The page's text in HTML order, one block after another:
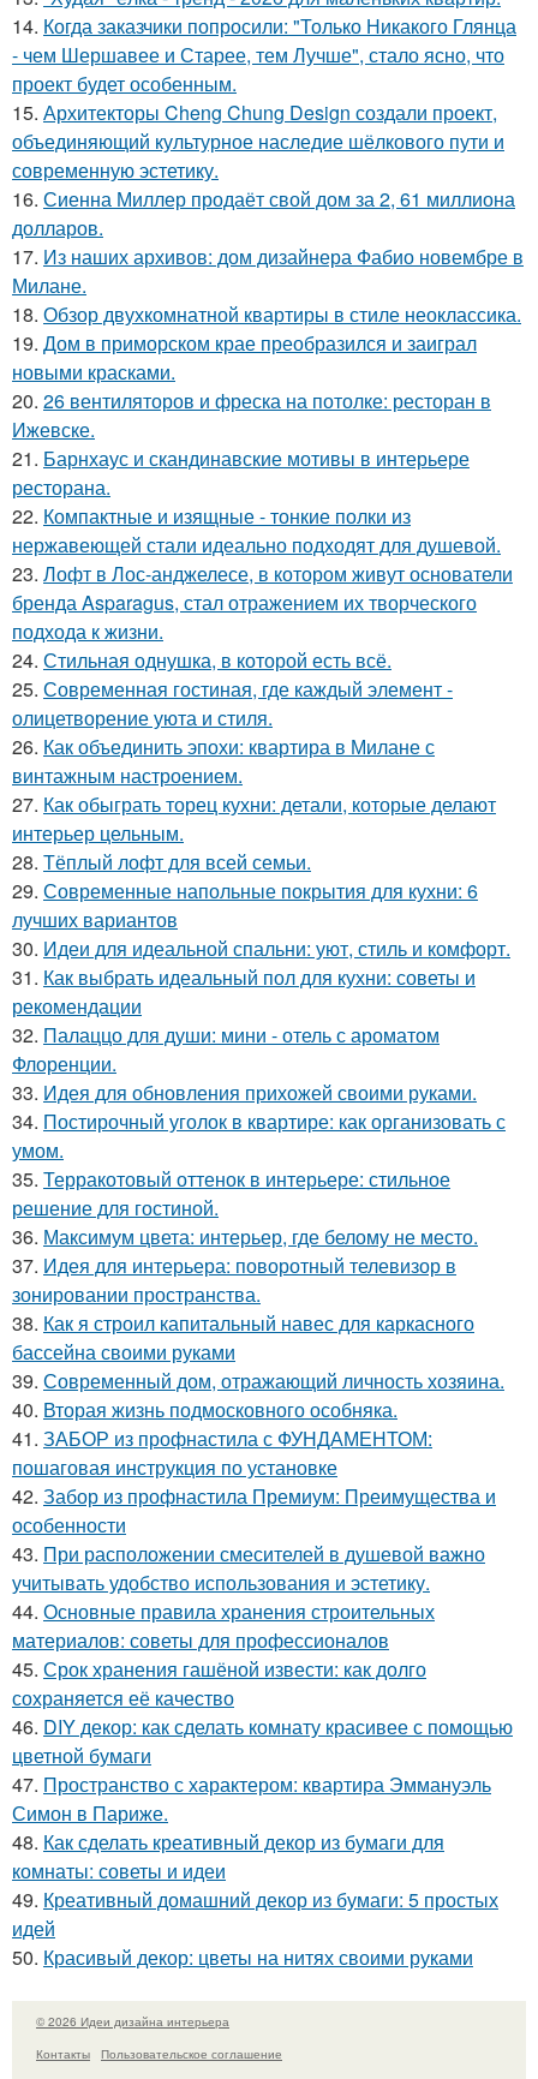
14. Когда заказчики попросили: "Только Никакого Глянца
- чем Шершавее и Старее, тем Лучше", стало ясно, что
проект будет особенным.
15. Архитекторы Cheng Chung Design создали проект,
объединяющий культурное наследие шёлкового пути и
современную эстетику.
16. Сиенна Миллер продаёт свой дом за 2, 61 миллиона
долларов.
17. Из наших архивов: дом дизайнера Фабио новембре в
Милане.
18. Обзор двухкомнатной квартиры в стиле неоклассика.
19. Дом в приморском крае преобразился и заиграл
новыми красками.
20. 26 вентиляторов и фреска на потолке: ресторан в
Ижевске.
21. Барнхаус и скандинавские мотивы в интерьере
ресторана.
22. Компактные и изящные - тонкие полки из
нержавеющей стали идеально подходят для душевой.
23. Лофт в Лос-анджелесе, в котором живут основатели
бренда Asparagus, стал отражением их творческого
подхода к жизни.
24. Стильная однушка, в которой есть всё.
25. Современная гостиная, где каждый элемент -
олицетворение уюта и стиля.
26. Как объединить эпохи: квартира в Милане с
винтажным настроением.
27. Как обыграть торец кухни: детали, которые делают
интерьер цельным.
28. Тёплый лофт для всей семьи.
29. Современные напольные покрытия для кухни: 6
лучших вариантов
30. Идеи для идеальной спальни: уют, стиль и комфорт.
31. Как выбрать идеальный пол для кухни: советы и
рекомендации
32. Палаццо для души: мини - отель с ароматом
Флоренции.
33. Идея для обновления прихожей своими руками.
34. Постирочный уголок в квартире: как организовать с
умом.
35. Терракотовый оттенок в интерьере: стильное
решение для гостиной.
36. Максимум цвета: интерьер, где белому не место.
37. Идея для интерьера: поворотный телевизор в
зонировании пространства.
38. Как я строил капитальный навес для каркасного
бассейна своими руками
39. Современный дом, отражающий личность хозяина.
40. Вторая жизнь подмосковного особняка.
41. ЗАБОР из профнастила с ФУНДАМЕНТОМ:
пошаговая инструкция по установке
42. Забор из профнастила Премиум: Преимущества и
особенности
43. При расположении смесителей в душевой важно
учитывать удобство использования и эстетику.
44. Основные правила хранения строительных
материалов: советы для профессионалов
45. Срок хранения гашёной извести: как долго
сохраняется её качество
46. DIY декор: как сделать комнату красивее с помощью
цветной бумаги
47. Пространство с характером: квартира Эммануэль
Симон в Париже.
48. Как сделать креативный декор из бумаги для
комнаты: советы и идеи
49. Креативный домашний декор из бумаги: 5 простых
идей
50. Красивый декор: цветы на нитях своими руками
© 2026 Идеи дизайна интерьера
Контакты
Пользовательское соглашение